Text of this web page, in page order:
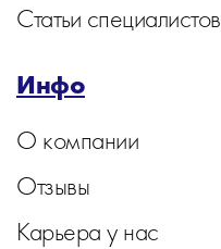
Статьи специалистов
Инфо
О компании
Отзывы
Карьера у нас